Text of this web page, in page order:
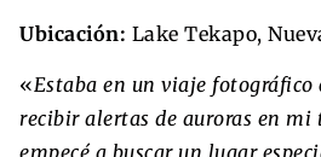
Ubicación: Lake Tekapo,
«Estaba en un viaje fotográfico
recibir alertas de auroras en mi
empecé a buscar un lugar